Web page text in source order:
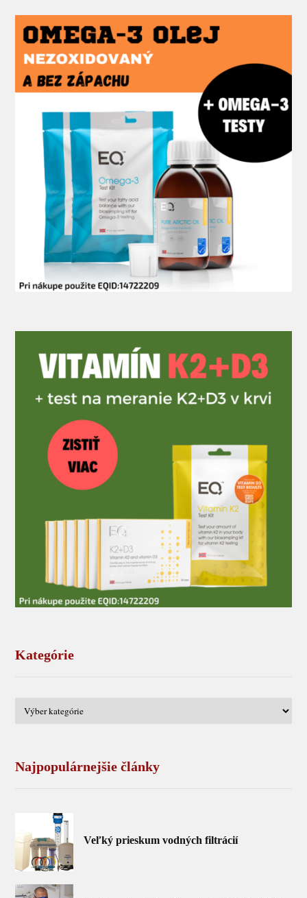
Kategórie
Najpopulárnejšie články
Veľký prieskum vodných filtrácií